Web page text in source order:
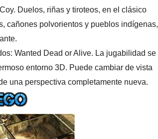
Duelos, riñas y tiroteos, en el clásico
cañones polvorientos y pueblos indígenas,
Wanted Dead or Alive. La jugabilidad se
entorno 3D. Puede cambiar de vista
una perspectiva completamente nueva.